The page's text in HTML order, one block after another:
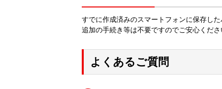
すでに作成済みのスマートフォンに保存し
追加の手続き等は不要ですのでご安心くださ
よくあるご質問